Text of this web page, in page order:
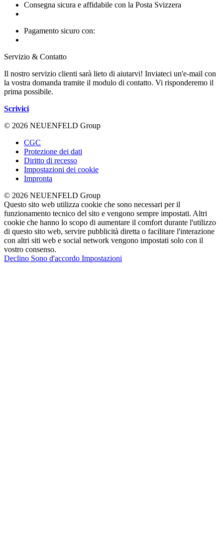
Consegna sicura e affidabile con la Posta Svizzera
Pagamento sicuro con:
Servizio & Contatto
Il nostro servizio clienti sarà lieto di aiutarvi! Inviateci un'e-mail con
la vostra domanda tramite il modulo di contatto. Vi risponderemo il
prima possibile.
Scrivici
© 2026 NEUENFELD Group
CGC
Protezione dei dati
Diritto di recesso
Impostazioni dei cookie
Impronta
© 2026 NEUENFELD Group
Questo sito web utilizza cookie che sono necessari per il
funzionamento tecnico del sito e vengono sempre impostati. Altri
cookie che hanno lo scopo di aumentare il comfort durante l'utilizzo
di questo sito web, servire pubblicità diretta o facilitare l'interazione
con altri siti web e social network vengono impostati solo con il
vostro consenso.
Declino Sono d'accordo Impostazioni